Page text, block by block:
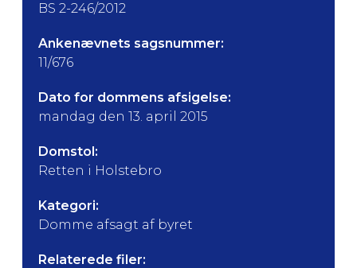
BS 2-246/2012
Ankenævnets sagsnummer:
11/676
Dato for dommens afsigelse:
mandag den 13. april 2015
Domstol:
Retten i Holstebro
Kategori:
Domme afsagt af byret
Relaterede filer: